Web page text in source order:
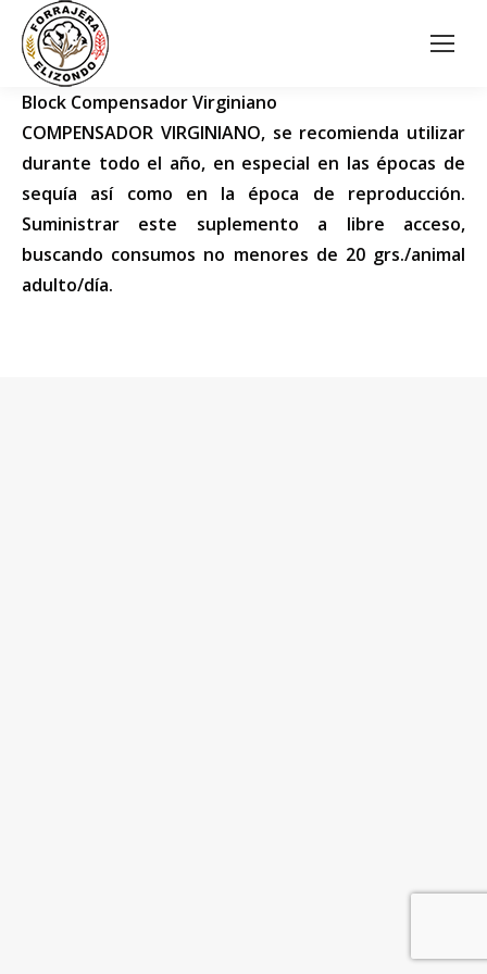
Block Compensador Virginiano
COMPENSADOR VIRGINIANO, se recomienda utilizar
durante todo el año, en especial en las épocas de
sequía así como en la época de reproducción.
Suministrar este suplemento a libre acceso,
buscando consumos no menores de 20 grs./animal
adulto/día.